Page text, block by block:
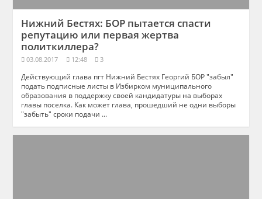
Нижний Бестях: БОР пытается спасти
репутацию или первая жертва
политкиллера?
03.08.2017 12:48 3
Действующий глава пгт Нижний Бестях Георгий БОР "забыл"
подать подписные листы в Избирком муниципального
образования в поддержку своей кандидатуры на выборах
главы поселка. Как может глава, прошедший не одни выборы
"забыть" сроки подачи ...